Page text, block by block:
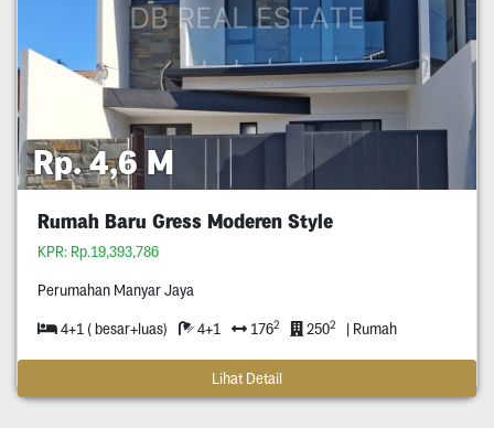
Rp. 4,6 M
Rumah Baru Gress Moderen Style
KPR: Rp.19,393,786
Perumahan Manyar Jaya
4+1 ( besar+luas) 4+1 1762 2502 | Rumah
Lihat Detail